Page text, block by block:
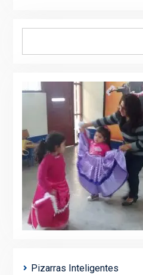
Pizarras Inteligentes